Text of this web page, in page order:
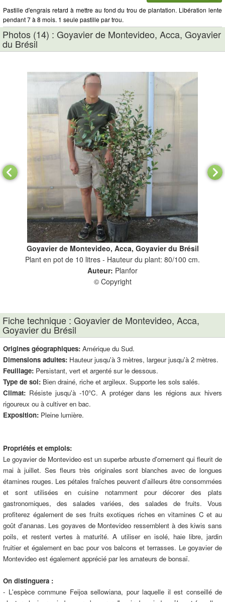
Pastille d'engrais retard à mettre au fond du trou de plantation. Libération lente
pendant 7 à 8 mois. 1 seule pastille par trou.
Photos (14) : Goyavier de Montevideo, Acca, Goyavier
du Brésil
Goyavier de Montevideo, Acca, Goyavier du Brésil
Plant en pot de 10 litres - Hauteur du plant: 80/100 cm.
Auteur: Planfor
© Copyright
Fiche technique : Goyavier de Montevideo, Acca,
Goyavier du Brésil
Origines géographiques: Amérique du Sud.
Dimensions adultes: Hauteur jusqu'à 3 mètres, largeur jusqu'à 2 mètres.
Feuillage: Persistant, vert et argenté sur le dessous.
Type de sol: Bien drainé, riche et argileux. Supporte les sols salés.
Climat: Résiste jusqu'à -10°C. A protéger dans les régions aux hivers
rigoureux ou à cultiver en bac.
Exposition: Pleine lumière.
Propriétés et emplois:
Le goyavier de Montevideo est un superbe arbuste d'ornement qui fleurit de
mai à juillet. Ses fleurs très originales sont blanches avec de longues
étamines rouges. Les pétales fraîches peuvent d’ailleurs être consommées
et sont utilisées en cuisine notamment pour décorer des plats
gastronomiques, des salades variées, des salades de fruits. Vous
profiterez également de ses fruits exotiques riches en vitamines C et au
goût d'ananas. Les goyaves de Montevideo ressemblent à des kiwis sans
poils, et restent vertes à maturité. A utiliser en isolé, haie libre, jardin
fruitier et également en bac pour vos balcons et terrasses. Le goyavier de
Montevideo est également apprécié par les amateurs de bonsaï.
On distinguera :
- L'espèce commune Feijoa sellowiana, pour laquelle il est conseillé de